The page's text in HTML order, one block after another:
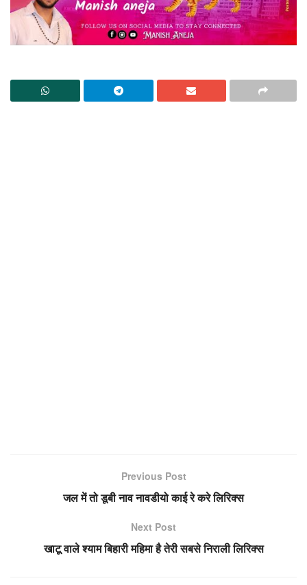
Previous Post
जल में तो डूबी नाव नावडीयो काई रे करे लिरिक्स
Next Post
खाटू वाले श्याम बिहारी महिमा है तेरी सबसे निराली लिरिक्स